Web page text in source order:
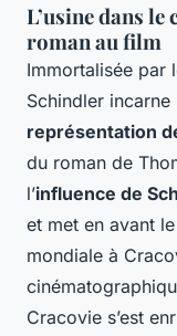
L’usine dans
roman au film
Immortalisée par
Schindler
représentation
du roman de
l’influence de
et met en avant
mondiale à
Cracovie s’est